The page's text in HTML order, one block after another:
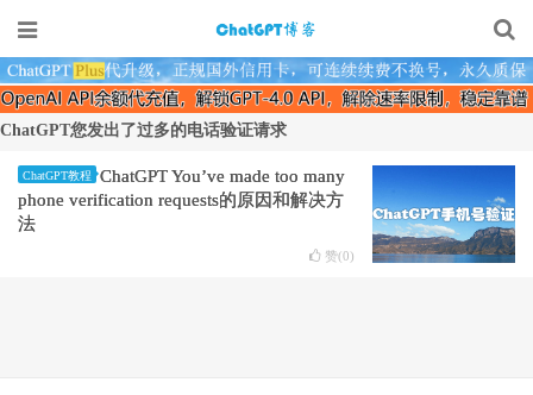
ChatGPT您发出了过多的电话验证请求
ChatGPT教程
ChatGPT You’ve made too many
phone verification requests的原因和解决方
法
赞(0)